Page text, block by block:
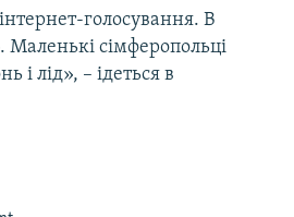
голосування. В
сімферопольці
і лід», – ідеться в